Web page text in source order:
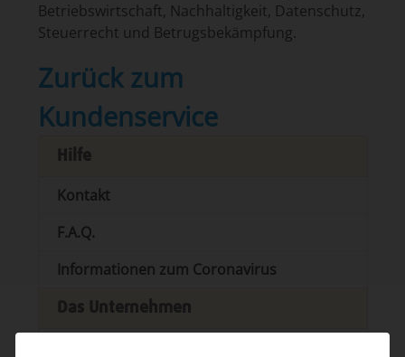
Betriebswirtschaft, Nachhaltigkeit, Datenschutz,
Steuerrecht und Betrugsbekämpfung.
Zurück zum
Kundenservice
Hilfe
Kontakt
F.A.Q.
Informationen zum Coronavirus
Das Unternehmen